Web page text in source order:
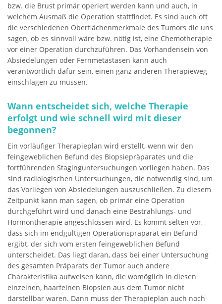
bzw. die Brust primär operiert werden kann und auch, in
welchem Ausmaß die Operation stattfindet. Es sind auch oft
die verschiedenen Oberflächenmerkmale des Tumors die uns
sagen, ob es sinnvoll wäre bzw. nötig ist, eine Chemotherapie
vor einer Operation durchzuführen. Das Vorhandensein von
Absiedelungen oder Fernmetastasen kann auch
verantwortlich dafür sein, einen ganz anderen Therapieweg
einschlagen zu müssen.
Wann entscheidet sich, welche Therapie
erfolgt und wie schnell wird mit dieser
begonnen?
Ein vorläufiger Therapieplan wird erstellt, wenn wir den
feingeweblichen Befund des Biopsiepräparates und die
fortführenden Staginguntersuchungen vorliegen haben. Das
sind radiologischen Untersuchungen, die notwendig sind, um
das Vorliegen von Absiedelungen auszuschließen. Zu diesem
Zeitpunkt kann man sagen, ob primär eine Operation
durchgeführt wird und danach eine Bestrahlungs- und
Hormontherapie angeschlossen wird. Es kommt selten vor,
dass sich im endgültigen Operationspräparat ein Befund
ergibt, der sich vom ersten feingeweblichen Befund
unterscheidet. Das liegt daran, dass bei einer Untersuchung
des gesamten Präparats der Tumor auch andere
Charakteristika aufweisen kann, die womöglich in diesen
einzelnen, haarfeinen Biopsien aus dem Tumor nicht
darstellbar waren. Dann muss der Therapieplan auch noch